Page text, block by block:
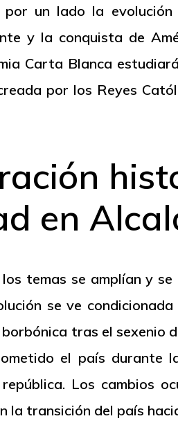
un lado la
y la conquista de
Carta Blanca
por los Reyes
en
temas se amplían y
se ve
tras el sexenio
el país
Los cambios
la transición del país